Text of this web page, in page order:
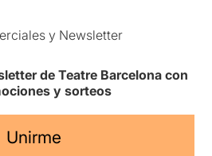
y Newsletter
de Teatre Barcelona con
y sorteos
Unirme